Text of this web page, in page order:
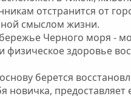
отстранится от
смыслом жизни.
Черного моря -
физическое здоровье
берется
новичка,